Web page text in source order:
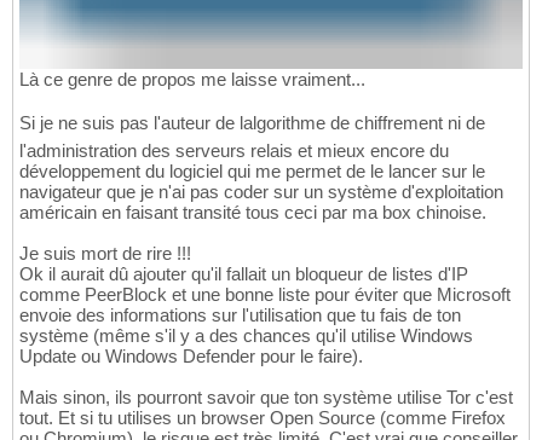
Là ce genre de propos me laisse vraiment...
Si je ne suis pas l'auteur de lalgorithme de chiffrement ni de
l'administration des serveurs relais et mieux encore du
développement du logiciel qui me permet de le lancer sur le
navigateur que je n'ai pas coder sur un système d'exploitation
américain en faisant transité tous ceci par ma box chinoise.
Je suis mort de rire !!!
Ok il aurait dû ajouter qu'il fallait un bloqueur de listes d'IP
comme PeerBlock et une bonne liste pour éviter que Microsoft
envoie des informations sur l'utilisation que tu fais de ton
système (même s'il y a des chances qu'il utilise Windows
Update ou Windows Defender pour le faire).
Mais sinon, ils pourront savoir que ton système utilise Tor c'est
tout. Et si tu utilises un browser Open Source (comme Firefox